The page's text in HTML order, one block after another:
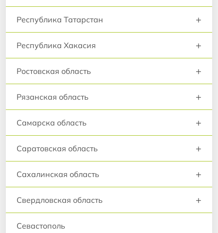
Республика Татарстан +
Республика Хакасия +
Ростовская область +
Рязанская область +
Самарска область +
Саратовская область +
Сахалинская область +
Свердловская область +
Севастополь